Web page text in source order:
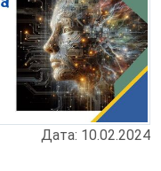
Дата: 10.02.2024